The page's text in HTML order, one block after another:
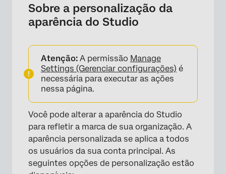
Logotipo personalizado
Remoção do logotipo
Aplicação de marca personalizada
Personalização da exibição de conversas
Paletas de cores
Criação de uma paleta de cores
personalizada
Importação de uma paleta de cores
Sobre a personalização da
aparência do Studio
Atenção: A permissão Manage
Settings (Gerenciar configurações) é
necessária para executar as ações
nessa página.
Você pode alterar a aparência do Studio
para refletir a marca de sua organização. A
aparência personalizada se aplica a todos
os usuários da sua conta principal. As
seguintes opções de personalização estão